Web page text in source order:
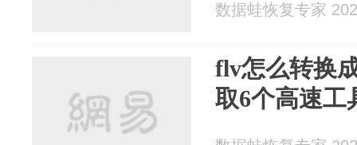
数据蛙恢复专家
flv怎么转换
取6个高速工